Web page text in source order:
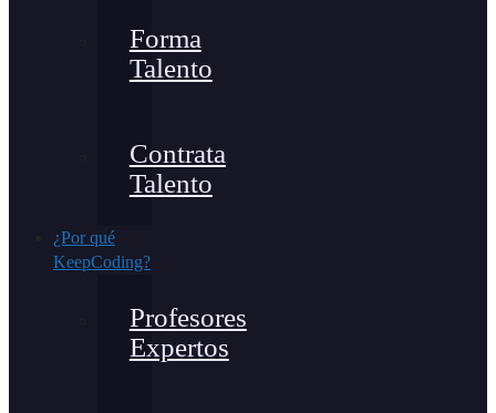
Forma
Talento
Contrata
Talento
¿Por qué
KeepCoding?
Profesores
Expertos